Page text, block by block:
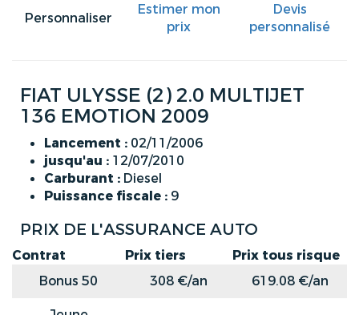
Personnaliser
Estimer mon
prix
Devis
personnalisé
FIAT ULYSSE (2) 2.0 MULTIJET
136 EMOTION 2009
Lancement : 02/11/2006
jusqu'au : 12/07/2010
Carburant : Diesel
Puissance fiscale : 9
PRIX DE L'ASSURANCE AUTO
Contrat Prix tiers
Prix tous risque
Bonus 50
308 €/an
619.08 €/an